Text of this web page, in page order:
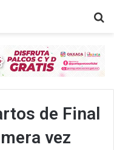
de Final
vez